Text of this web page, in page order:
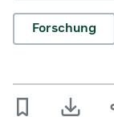
Forschung